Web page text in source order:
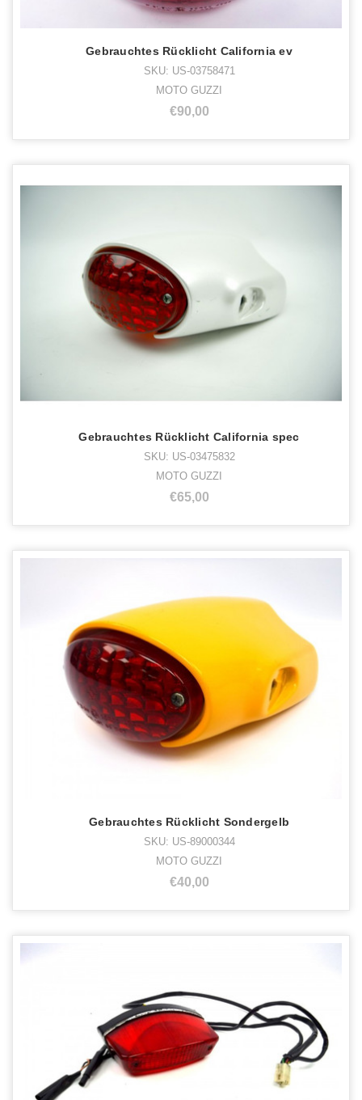
Gebrauchtes Rücklicht California ev
SKU: US-03758471
MOTO GUZZI
€90,00
Gebrauchtes Rücklicht California spec
SKU: US-03475832
MOTO GUZZI
€65,00
Gebrauchtes Rücklicht Sondergelb
SKU: US-89000344
MOTO GUZZI
€40,00